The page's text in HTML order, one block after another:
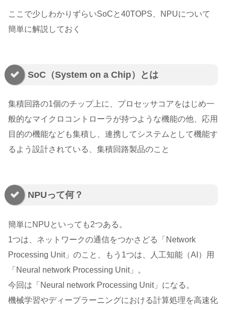
ここで少しわかりずらいSoCと40TOPS、NPUについて
簡単に解説しておく
SoC（System on a Chip）とは
集積回路の1個のチップ上に、プロセッサコアをはじめ一
般的なマイクロコントローラが持つような機能の他、応用
目的の機能なども集積し、連携してシステムとして機能す
るよう設計されている、集積回路製品のこと
NPUって何？
簡単にNPUといっても2つある。
1つは、ネットワークの通信をつかさどる「Network
Processing Unit」のこと、もう1つは、人工知能（AI）用
「Neural network Processing Unit」。
今回は「Neural network Processing Unit」になる。
機械学習やディープラーニングにおける計算処理を高速化